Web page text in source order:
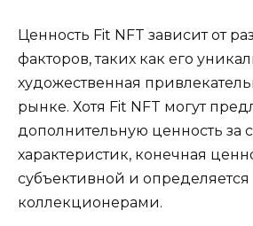
Ценность Fit NFT зависит от
факторов, таких как его
художественная
рынке. Хотя Fit NFT могут
дополнительную ценность за
характеристик, конечная
субъективной и определяется
коллекционерами.